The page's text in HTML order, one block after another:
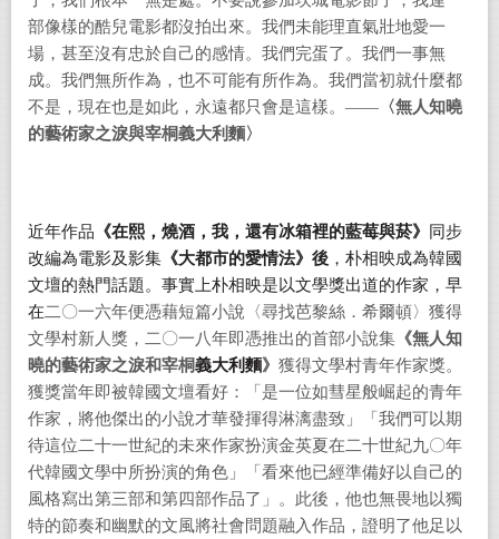
部像樣的酷兒電影都沒拍出來。我們未能理直氣壯地愛一
場，甚至沒有忠於自己的感情。我們完蛋了。我們一事無
成。我們無所作為，也不可能有所作為。我們當初就什麼都
不是，現在也是如此，永遠都只會是這樣。—— 〈無人知曉
的藝術家之淚與宰桐義大利麵〉
近年作品 《在熙，燒酒，我，還有冰箱裡的藍莓與菸》 同步
改編為電影及影集 《大都市的愛情法》後 ，朴相映成為韓國
文壇的熱門話題。事實上朴相映是以文學獎出道的作家，早
在二〇一六年便憑藉短篇小說〈尋找芭黎絲．希爾頓〉獲得
文學村新人獎，二〇一八年即憑推出的首部小說集 《無人知
曉的藝術家之淚和宰桐義大利麵》 獲得文學村青年作家獎。
獲獎當年即被韓國文壇看好：「是一位如彗星般崛起的青年
作家，將他傑出的小說才華發揮得淋漓盡致」「我們可以期
待這位二十一世紀的未來作家扮演金英夏在二十世紀九〇年
代韓國文學中所扮演的角色」「看來他已經準備好以自己的
風格寫出第三部和第四部作品了」。此後，他也無畏地以獨
特的節奏和幽默的文風將社會問題融入作品，證明了他足以